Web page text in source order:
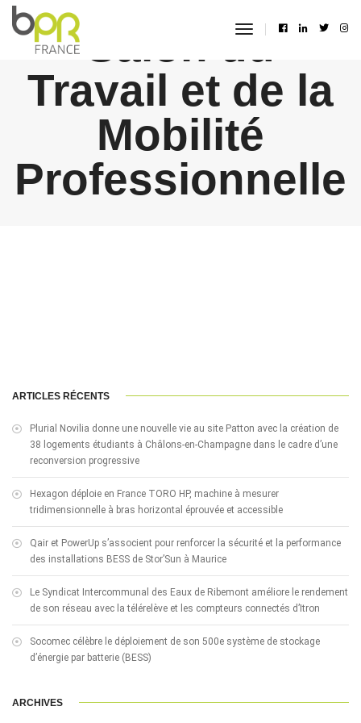
toggle
Salon du
Travail et de la
Mobilité
Professionnelle
ARTICLES RÉCENTS
Plurial Novilia donne une nouvelle vie au site Patton avec la création de
38 logements étudiants à Châlons-en-Champagne dans le cadre d’une
reconversion progressive
Hexagon déploie en France TORO HP, machine à mesurer
tridimensionnelle à bras horizontal éprouvée et accessible
Qair et PowerUp s’associent pour renforcer la sécurité et la performance
des installations BESS de Stor’Sun à Maurice
Le Syndicat Intercommunal des Eaux de Ribemont améliore le rendement
de son réseau avec la télérelève et les compteurs connectés d’Itron
Socomec célèbre le déploiement de son 500e système de stockage
d’énergie par batterie (BESS)
ARCHIVES